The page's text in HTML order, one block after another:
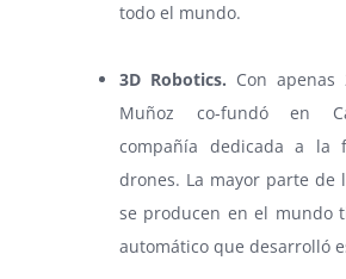
todo el mundo.
3D Robotics. Con apenas
Muñoz co-fundó en
compañía dedicada a la
drones. La mayor parte de
se producen en el mundo
automático que desarrolló